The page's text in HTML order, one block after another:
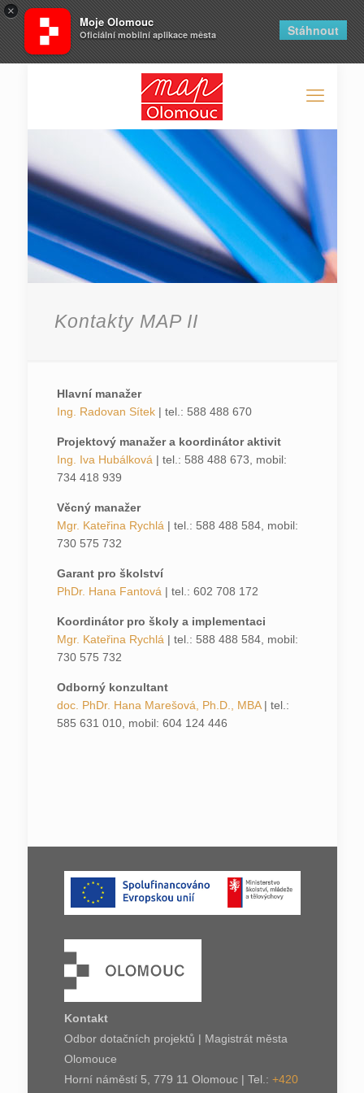
×
Moje Olomouc
Oficiální mobilní aplikace města Stáhnout
Kontakty MAP II
Hlavní manažer
Ing. Radovan Sítek| tel.: 588 488 670
Projektový manažer a koordinátor aktivit
Ing. Iva Hubálková | tel.: 588 488 673, mobil:
734 418 939
Věcný manažer
Mgr. Kateřina Rychlá | tel.: 588 488 584, mobil:
730 575 732
Garant pro školství
PhDr. Hana Fantová | tel.: 602 708 172
Koordinátor pro školy a implementaci
Mgr. Kateřina Rychlá | tel.: 588 488 584, mobil:
730 575 732
Odborný konzultant
doc. PhDr. Hana Marešová, Ph.D., MBA| tel.:
585 631 010, mobil: 604 124 446
Kontakt
Odbor dotačních projektů | Magistrát města
Olomouce
Horní náměstí 5, 779 11 Olomouc | Tel.: +420